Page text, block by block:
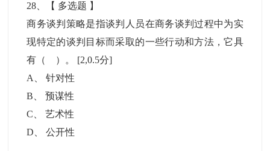
28 、【 多选题 】
商务谈判策略是指谈判人员在商务谈判过程中为实
现特定的谈判目标而采取的一些行动和方法，它具
有（ ）。 [2,0.5分]
A
、针对性
B 、预谋性
C 、艺术性
D 、公开性